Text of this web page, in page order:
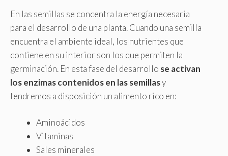
En las semillas se concentra la energía necesaria
para el desarrollo de una planta. Cuando una semilla
encuentra el ambiente ideal, los nutrientes que
contiene en su interior son los que permiten la
germinación. En esta fase del desarrollo se activan
los enzimas contenidos en las semillasy
tendremos a disposición un alimento rico en:
Aminoácidos
Vitaminas
Sales minerales